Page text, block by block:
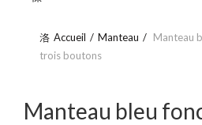
Accueil Manteau
Manteau
trois boutons
Manteau bleu